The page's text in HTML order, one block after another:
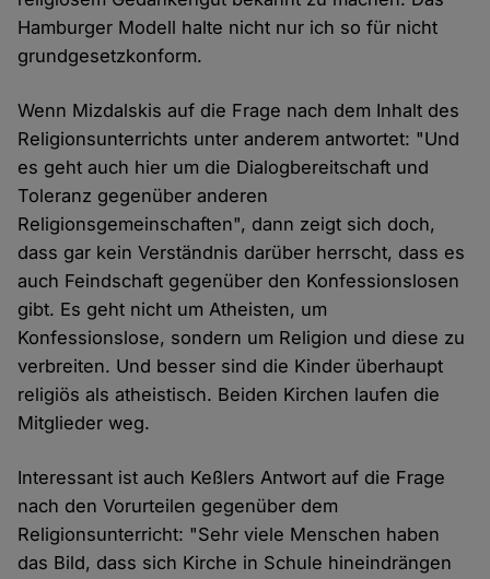
Hamburger Modell halte nicht nur ich so für nicht
grundgesetzkonform.
Wenn Mizdalskis auf die Frage nach dem Inhalt des
Religionsunterrichts unter anderem antwortet: "Und
es geht auch hier um die Dialogbereitschaft und
Toleranz gegenüber anderen
Religionsgemeinschaften", dann zeigt sich doch,
dass gar kein Verständnis darüber herrscht, dass es
auch Feindschaft gegenüber den Konfessionslosen
gibt. Es geht nicht um Atheisten, um
Konfessionslose, sondern um Religion und diese zu
verbreiten. Und besser sind die Kinder überhaupt
religiös als atheistisch. Beiden Kirchen laufen die
Mitglieder weg.
Interessant ist auch Keßlers Antwort auf die Frage
nach den Vorurteilen gegenüber dem
Religionsunterricht: "Sehr viele Menschen haben
das Bild, dass sich Kirche in Schule hineindrängen